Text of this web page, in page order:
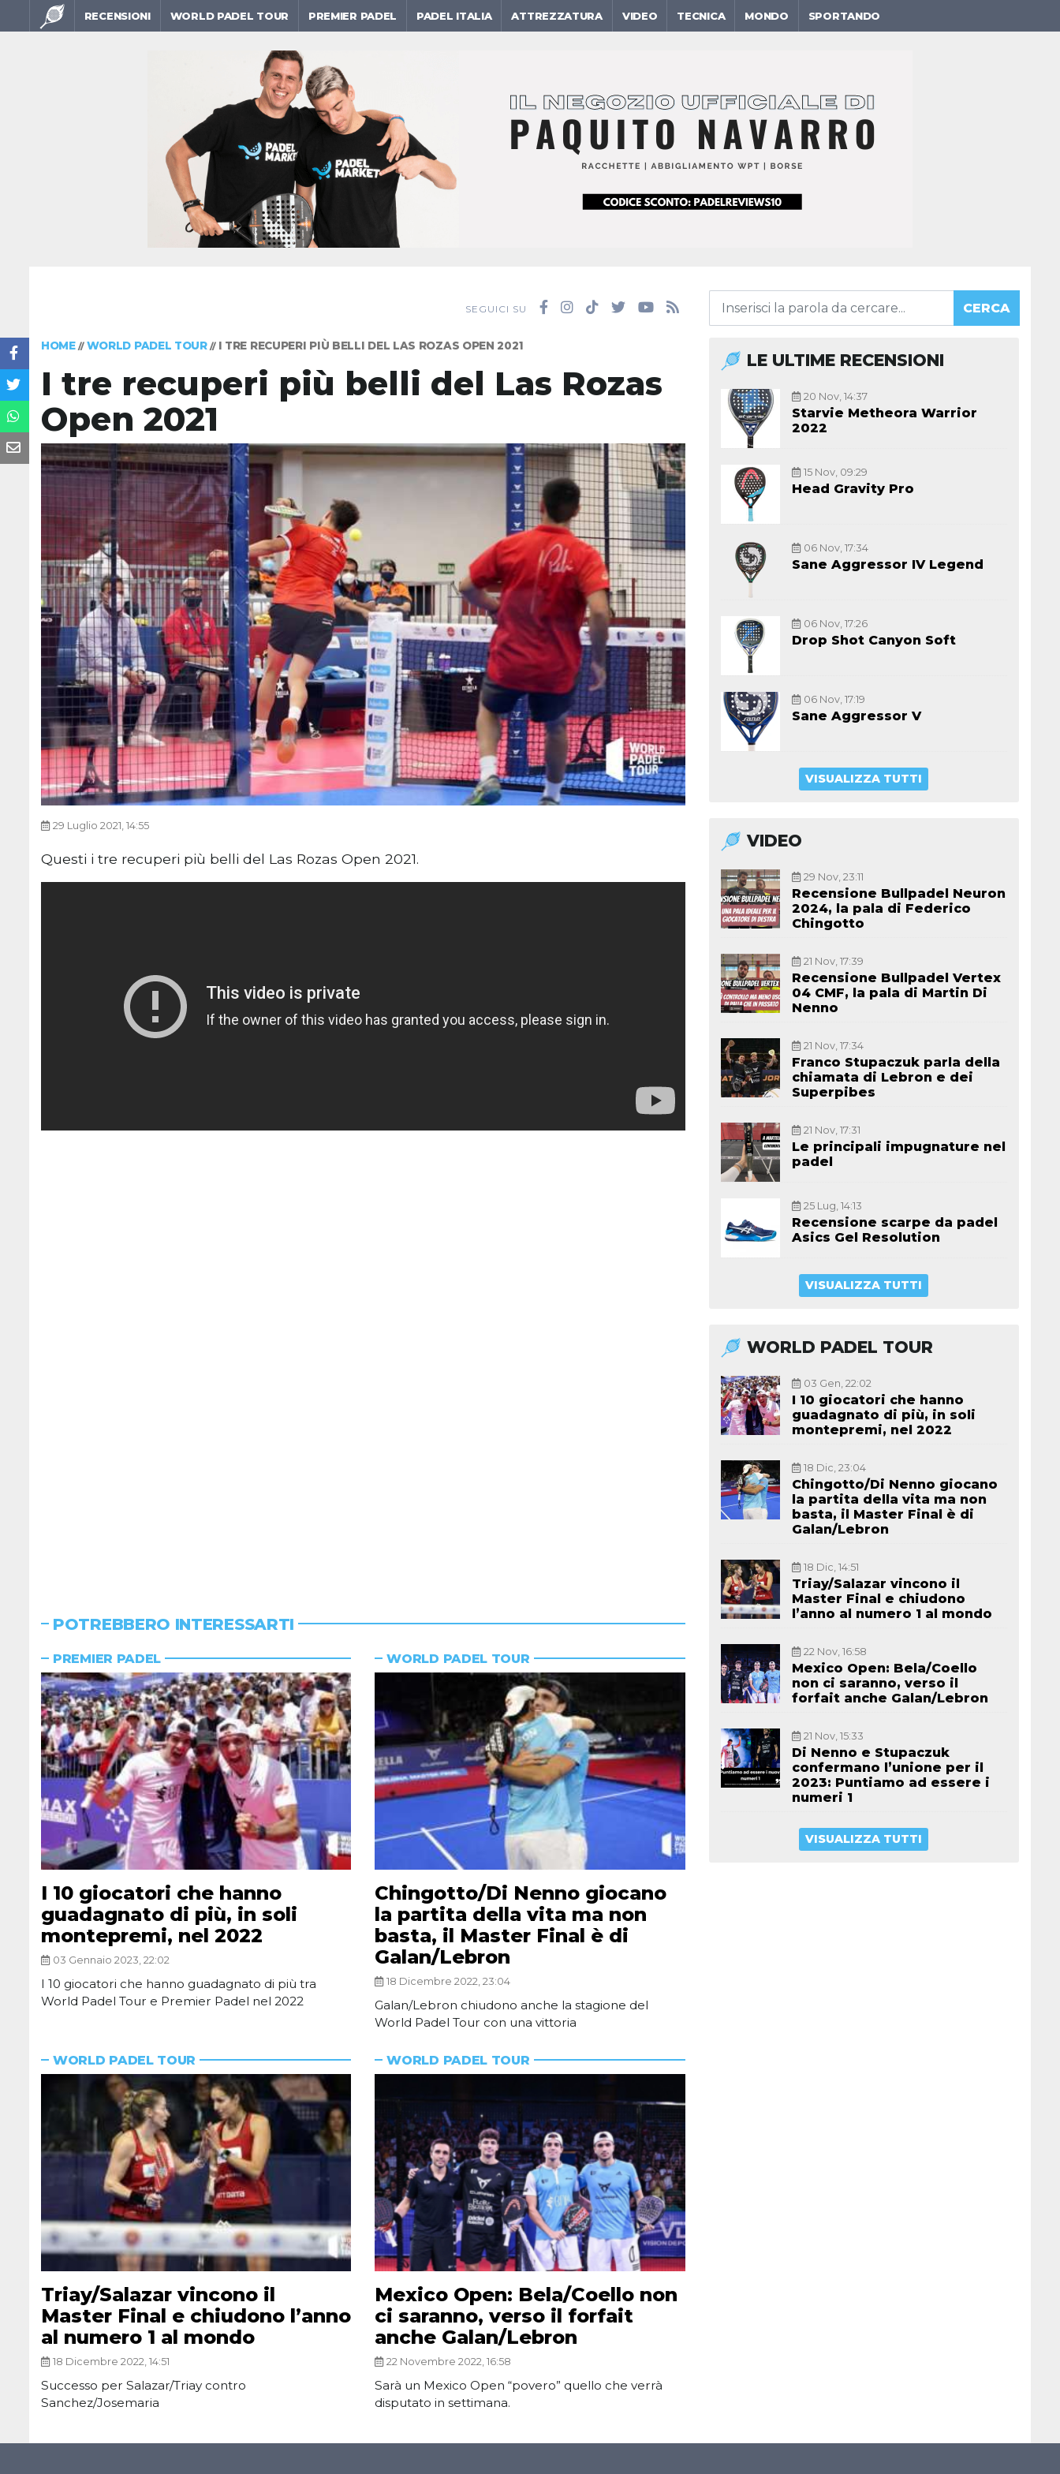
RECENSIONI WORLD PADEL TOUR PREMIER PADEL PADEL ITALIA ATTREZZATURA VIDEO TECNICA MONDO SPORTANDO
SEGUICI SU CERCA
HOME// WORLD PADEL TOUR// I TRE RECUPERI PIÙ BELLI DEL LAS ROZAS OPEN 2021
I tre recuperi più belli del Las Rozas
Open 2021
29 Luglio 2021, 14:55
Questi i tre recuperi più belli del Las Rozas Open 2021.
POTREBBERO INTERESSARTI
PREMIER PADEL
I 10 giocatori che hanno
guadagnato di più, in soli
montepremi, nel 2022
03 Gennaio 2023, 22:02
I 10 giocatori che hanno guadagnato di più tra
World Padel Tour e Premier Padel nel 2022
WORLD PADEL TOUR
Chingotto/Di Nenno giocano
la partita della vita ma non
basta, il Master Final è di
Galan/Lebron
18 Dicembre 2022, 23:04
Galan/Lebron chiudono anche la stagione del
World Padel Tour con una vittoria
WORLD PADEL TOUR
Triay/Salazar vincono il
Master Final e chiudono l’anno
al numero 1 al mondo
18 Dicembre 2022, 14:51
Successo per Salazar/Triay contro
Sanchez/Josemaria
WORLD PADEL TOUR
Mexico Open: Bela/Coello non
ci saranno, verso il forfait
anche Galan/Lebron
22 Novembre 2022, 16:58
Sarà un Mexico Open “povero” quello che verrà
disputato in settimana.
LE ULTIME RECENSIONI
20 Nov, 14:37
Starvie Metheora Warrior
2022
15 Nov, 09:29
Head Gravity Pro
06 Nov, 17:34
Sane Aggressor IV Legend
06 Nov, 17:26
Drop Shot Canyon Soft
06 Nov, 17:19
Sane Aggressor V
VISUALIZZA TUTTI
VIDEO
29 Nov, 23:11
Recensione Bullpadel Neuron
2024, la pala di Federico
Chingotto
21 Nov, 17:39
Recensione Bullpadel Vertex
04 CMF, la pala di Martin Di
Nenno
21 Nov, 17:34
Franco Stupaczuk parla della
chiamata di Lebron e dei
Superpibes
21 Nov, 17:31
Le principali impugnature nel
padel
25 Lug, 14:13
Recensione scarpe da padel
Asics Gel Resolution
VISUALIZZA TUTTI
WORLD PADEL TOUR
03 Gen, 22:02
I 10 giocatori che hanno
guadagnato di più, in soli
montepremi, nel 2022
18 Dic, 23:04
Chingotto/Di Nenno giocano
la partita della vita ma non
basta, il Master Final è di
Galan/Lebron
18 Dic, 14:51
Triay/Salazar vincono il
Master Final e chiudono
l’anno al numero 1 al mondo
22 Nov, 16:58
Mexico Open: Bela/Coello
non ci saranno, verso il
forfait anche Galan/Lebron
21 Nov, 15:33
Di Nenno e Stupaczuk
confermano l’unione per il
2023: Puntiamo ad essere i
numeri 1
VISUALIZZA TUTTI